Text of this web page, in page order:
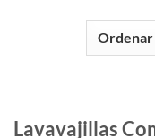
Lavavajillas